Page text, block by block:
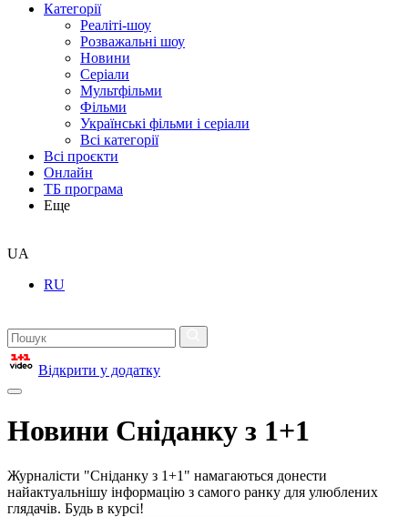
Категорії
Реаліті-шоу
Розважальні шоу
Новини
Серіали
Мультфільми
Фільми
Українські фільми і серіали
Всі категорії
Всі проєкти
Онлайн
ТБ програма
Еще
UA
RU
Відкрити у додатку
Новини Сніданку з 1+1
Журналісти "Сніданку з 1+1" намагаються донести
найактуальнішу інформацію з самого ранку для улюблених
глядачів. Будь в курсі!